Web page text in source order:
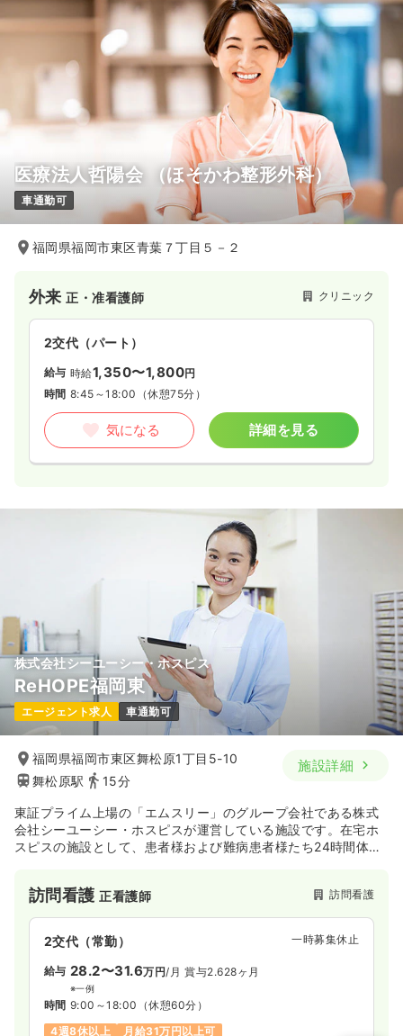
医療法人哲陽会 （ほそかわ整形外科）
車通勤可
福岡県福岡市東区青葉７丁目５－２
外来正・准看護師 クリニック
2交代（パート）
給与 時給1,350〜1,800円
時間 8:45～18:00 （休憩75分）
気になる 詳細を見る
株式会社シーユーシー・ホスピス
ReHOPE福岡東
エージェント求人 車通勤可
福岡県福岡市東区舞松原1丁目5-10
舞松原駅
15分
施設詳細
東証プライム上場の「エムスリー」のグループ会社である株式
会社シーユーシー・ホスピスが運営している施設です。在宅ホ
スピスの施設として、患者様および難病患者様たち24時間体制
訪問看護正看護師 訪問看護
2交代（常勤） 一時募集休止
給与 28.2〜31.6万円/月 賞与2.628ヶ月
※一例
時間 9:00～18:00 （休憩60分）
4週8休以上
月給31万円以上可